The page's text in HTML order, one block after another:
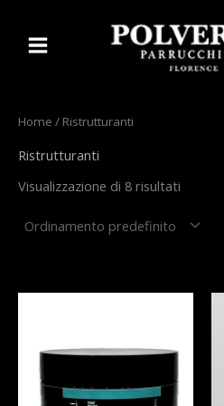
contenuto
Home / Ristrutturanti
Ristrutturanti
Visualizzazione di 8 risultati